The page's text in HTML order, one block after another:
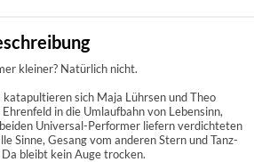
kleiner? Natürlich nicht.
sich Maja Lührsen und Theo
in die Umlaufbahn von Lebensinn,
Universal-Performer liefern verdichteten
Sinne, Gesang vom anderen Stern und Tanz-
bleibt kein Auge trocken.